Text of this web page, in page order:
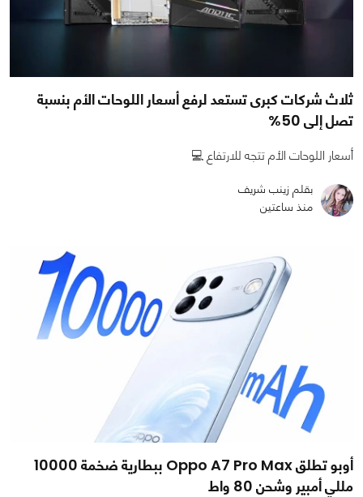
ثلاث شركات كبرى تستعد لرفع أسعار اللوحات الأم بنسبة
تصل إلى 50%
أسعار اللوحات الأم تتجه للارتفاع 💻
بقلم زينب شريف
منذ ساعتين
أوبو تطلق Oppo A7 Pro Max ببطارية ضخمة 10000
مللي أمبير وشحن 80 واط